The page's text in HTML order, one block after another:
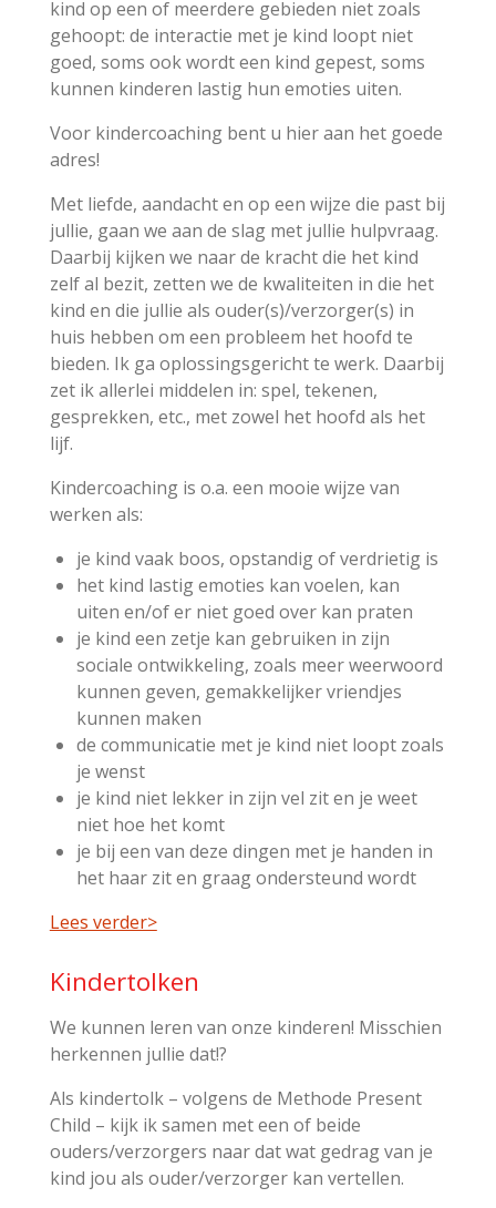
kind op een of meerdere gebieden niet zoals
gehoopt: de interactie met je kind loopt niet
goed, soms ook wordt een kind gepest, soms
kunnen kinderen lastig hun emoties uiten.
Voor kindercoaching bent u hier aan het goede
adres!
Met liefde, aandacht en op een wijze die past bij
jullie, gaan we aan de slag met jullie hulpvraag.
Daarbij kijken we naar de kracht die het kind
zelf al bezit, zetten we de kwaliteiten in die het
kind en die jullie als ouder(s)/verzorger(s) in
huis hebben om een probleem het hoofd te
bieden. Ik ga oplossingsgericht te werk. Daarbij
zet ik allerlei middelen in: spel, tekenen,
gesprekken, etc., met zowel het hoofd als het
lijf.
Kindercoaching is o.a. een mooie wijze van
werken als:
je kind vaak boos, opstandig of verdrietig is
het kind lastig emoties kan voelen, kan
uiten en/of er niet goed over kan praten
je kind een zetje kan gebruiken in zijn
sociale ontwikkeling, zoals meer weerwoord
kunnen geven, gemakkelijker vriendjes
kunnen maken
de communicatie met je kind niet loopt zoals
je wenst
je kind niet lekker in zijn vel zit en je weet
niet hoe het komt
je bij een van deze dingen met je handen in
het haar zit en graag ondersteund wordt
Lees verder>
Kindertolken
We kunnen leren van onze kinderen! Misschien
herkennen jullie dat!?
Als kindertolk – volgens de Methode Present
Child – kijk ik samen met een of beide
ouders/verzorgers naar dat wat gedrag van je
kind jou als ouder/verzorger kan vertellen.